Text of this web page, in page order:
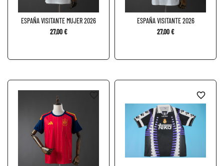
ESPAÑA VISITANTE MUJER 2026
27,00 €
ESPAÑA VISITANTE 2026
27,00 €
favorite_border